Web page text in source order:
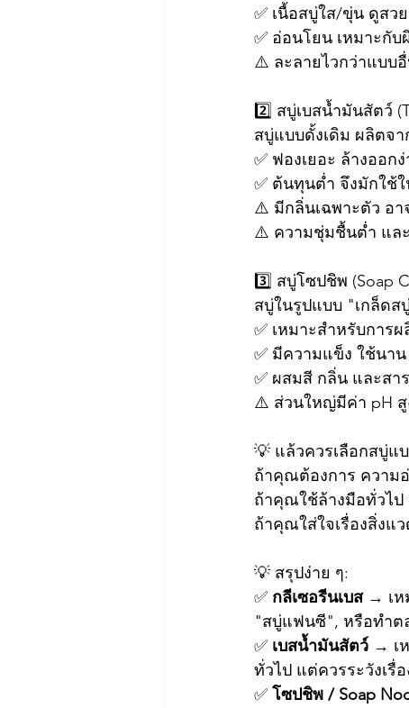
✅ เนื้อสบู่ใส/ขุ่น ดูสว
✅ อ่อนโยน เหมาะกั
⚠️ ละลายไวกว่าแบบ
2️⃣ สบู่เบสน้ำมันสัตว์
สบู่แบบดั้งเดิม ผลิตจ
✅ ฟองเยอะ ล้างออก
✅ ต้นทุนต่ำ จึงมักใช้
⚠️ มีกลิ่นเฉพาะตัว อา
⚠️ ความชุ่มชื้นต่ำ และ
3️⃣ สบู่โซปชิพ (Soap
สบู่ในรูปแบบ "เกล็ด
✅ เหมาะสำหรับการ
✅ มีความแข็ง ใช้นา
✅ ผสมสี กลิ่น และสา
⚠️ ส่วนใหญ่มีค่า pH สู
💡 แล้วควรเลือกสบู่แ
ถ้าคุณต้องการ ความ
ถ้าคุณใช้ล้างมือทั่วไป
ถ้าคุณใส่ใจเรื่องสิ่งแ
💡 สรุปง่าย ๆ:
✅ กลีเซอรีนเบส → เห
"สบู่แฟนซี", หรือทำต
✅ เบสน้ำมันสัตว์ → เ
ทั่วไป แต่ควรระวังเรื่
✅ โซปชิพ / Soap